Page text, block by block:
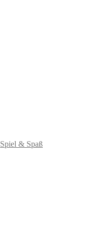
Spiel & Spaß